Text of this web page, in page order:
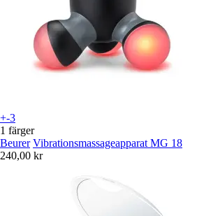
+-3
1 färger
Beurer Vibrationsmassageapparat MG 18
240,00 kr